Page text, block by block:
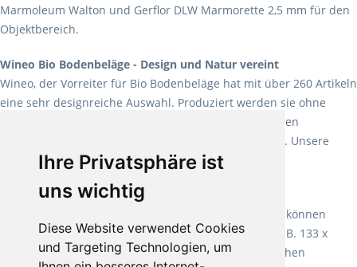
Ihre Privatsphäre ist
uns wichtig
Diese Website verwendet Cookies
und Targeting Technologien, um
Marmoleum Walton und Gerflor DLW Marmorette 2,5 mm für den
Objektbereich.
Wineo Bio Bodenbeläge - Design und Natur vereint
Wineo, der Vorreiter für Bio Bodenbeläge hat mit über 260 Artikeln
eine sehr designreiche Auswahl. Produziert werden sie ohne
Weichmacher und Lösungsmittel. Mit allen verfügbaren
Verlegearten ist er für jegliche Bauvorhaben attraktiv. Unsere
Empfehlung:Wineo 1000 Multi Layer XXL.
Teppiche für ein angenehmes Laufgefühl
machen es schon lange vor. Sie können
Teppich in Ihrem gewünschten Sondermaß kaufen, z.B. 133 x
60cm. Vor allem in Schlafzimmern aufgrund der weichen